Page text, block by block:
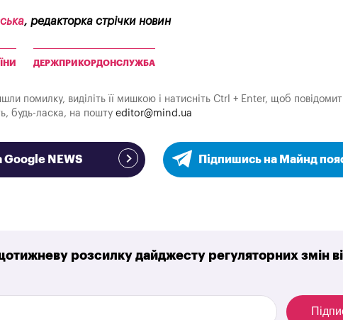
, редакторка стрічки новин
ДЕРЖПРИКОРДОНСЛУЖБА
помилку, виділіть її мишкою і натисніть Ctrl + Enter, щоб
будь-ласка, на пошту editor@mind.ua
Google NEWS Підпишись на Майнд
розсилку дайджесту регуляторних змін